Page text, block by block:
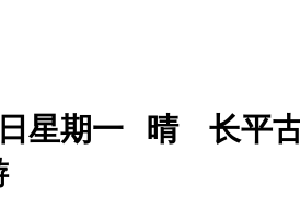
日星期一 晴 长平